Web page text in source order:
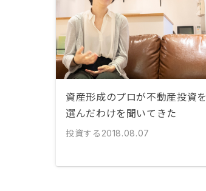
資産形成のプロが不動産投資を
選んだわけを聞いてきた
投資する 2018.08.07